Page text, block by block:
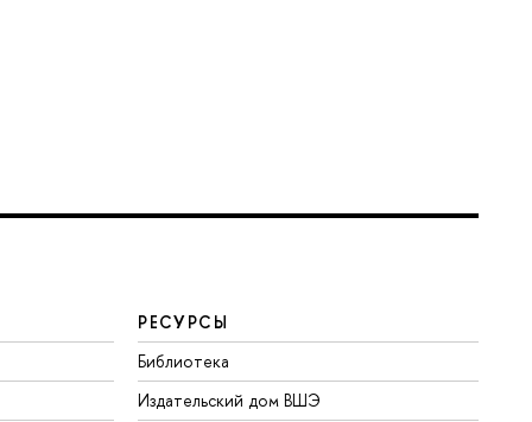
РЕСУРСЫ
Библиотека
Издательский дом ВШЭ